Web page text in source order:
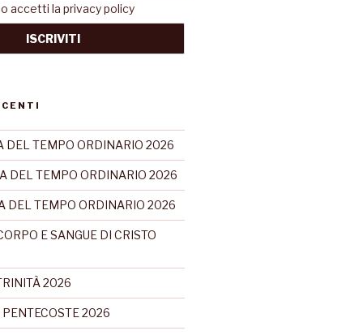
accetti la privacy policy
DEL TEMPO ORDINARIO 2026
DEL TEMPO ORDINARIO 2026
DEL TEMPO ORDINARIO 2026
E SANGUE DI CRISTO
2026
2026